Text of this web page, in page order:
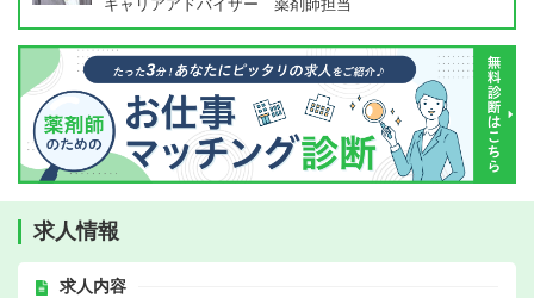
キャリアアドバイザー 薬剤師担当
求人情報
求人内容